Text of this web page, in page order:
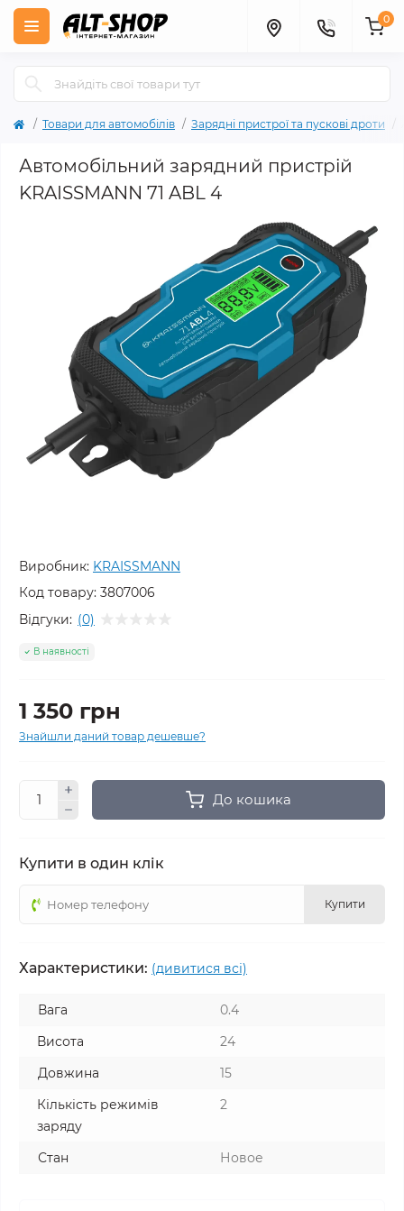
0
Товари для автомобілів Зарядні пристрої та пускові дроти
Автомобільний зарядний пристрій
KRAISSMANN 71 ABL 4
Виробник: KRAISSMANN
Код товару: 3807006
Відгуки: (0)
В наявності
1 350 грн
Знайшли даний товар дешевше?
До кошика
Купити в один клік
Купити
Характеристики: (дивитися всі)
Вага
0.4
Висота
24
Довжина
15
Кількість режимів
заряду
2
Стан Новое